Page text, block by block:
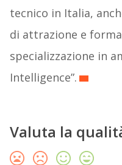
tecnico in Italia,
di attrazione e
specializzazione in
Intelligence”.
Valuta la